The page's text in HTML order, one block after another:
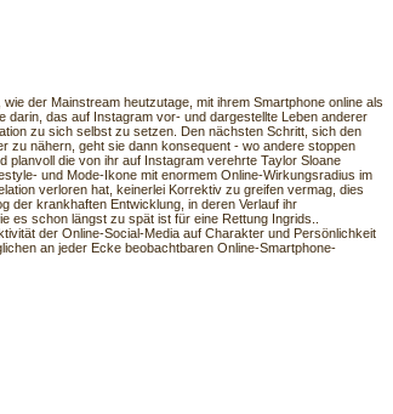
der Mainstream heutzutage, mit ihrem Smartphone online als
darin, das auf Instagram vor- und dargestellte Leben anderer
zu sich selbst zu setzen. Den nächsten Schritt, sich den
zu nähern, geht sie dann konsequent - wo andere stoppen
die von ihr auf Instagram verehrte Taylor Sloane
und Mode-Ikone mit enormem Online-Wirkungsradius im
verloren hat, keinerlei Korrektiv zu greifen vermag, dies
der krankhaften Entwicklung, in deren Verlauf ihr
es schon längst zu spät ist für eine Rettung Ingrids..
der Online-Social-Media auf Charakter und Persönlichkeit
an jeder Ecke beobachtbaren Online-Smartphone-